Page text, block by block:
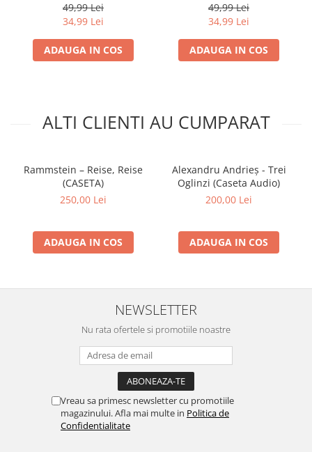
49,99 Lei
34,99 Lei
ADAUGA IN COS
49,99 Lei
34,99 Lei
ADAUGA IN COS
ALTI CLIENTI AU CUMPARAT
Rammstein – Reise, Reise
(CASETA)
250,00 Lei
ADAUGA IN COS
Alexandru Andrieș - Trei
Oglinzi (Caseta Audio)
200,00 Lei
ADAUGA IN COS
NEWSLETTER
Nu rata ofertele si promotiile noastre
Vreau sa primesc newsletter cu promotiile
magazinului. Afla mai multe in Politica de
Confidentialitate